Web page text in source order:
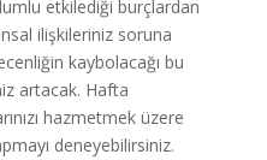
etkilediği burçlardan
ilişkileriniz soruna
kaybolacağı bu
artacak. Hafta
hazmetmek üzere
deneyebilirsiniz.